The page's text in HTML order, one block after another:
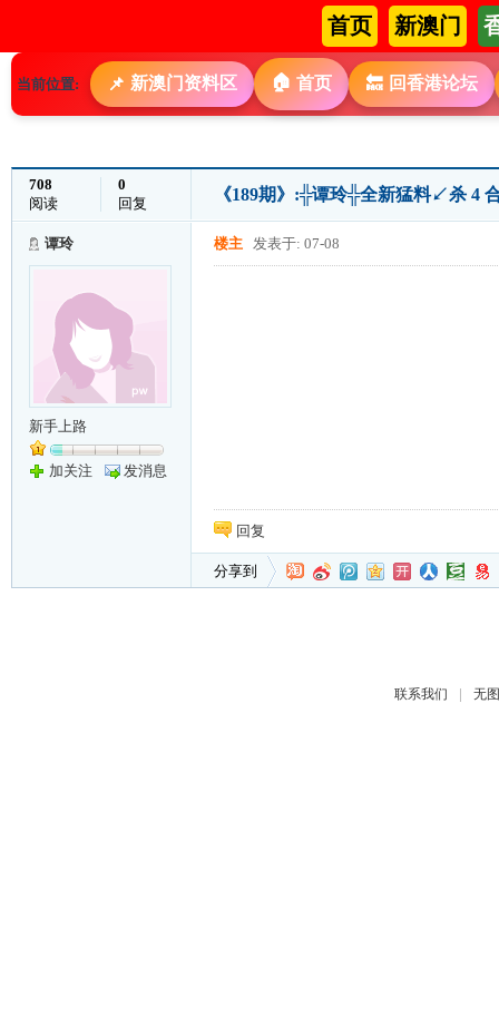
首页 新澳门
当前位置: 📌 新澳门资料区 🏠 首页 🔙 回香港论坛
708
阅读
0
回复
《189期》:╬谭玲╬全新猛料↙杀 4
谭玲
新手上路
加关注 发消息
楼主 发表于: 07-08
回复
分享到
联系我们 | 无